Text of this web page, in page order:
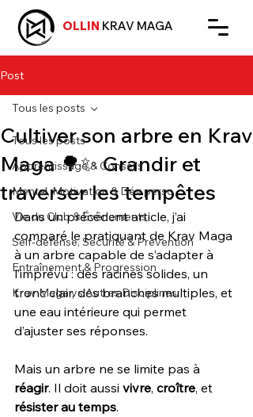
OLLIN KRAV MAGA
Post
Tous les posts
Apprentissage & Conseils
Mental, Motivation & Dév perso
Vie du Club & Événements
Self-défense, Sécurité & Prévention
Entraînement & Progression
Krav Maga vs Autres Disciplines
Tous les posts
Cultiver son arbre en Krav
Maga 🌳✨ Grandir et
traverser les tempêtes
Dans un précédent article, j’ai
comparé le pratiquant de Krav Maga
à un arbre capable de s’adapter à
l’imprévu : des racines solides, un
tronc clair, des branches multiples, et
une eau intérieure qui permet
d’ajuster ses réponses.
Mais un arbre ne se limite pas à
réagir. Il doit aussi vivre, croître, et
résister au temps.